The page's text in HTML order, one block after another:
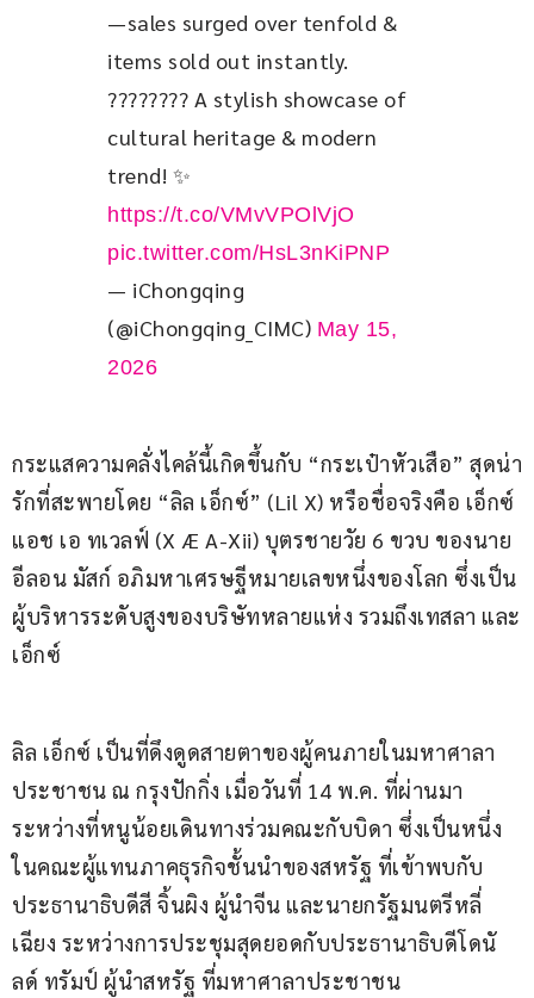
—sales surged over tenfold &
items sold out instantly.
???????? A stylish showcase of
cultural heritage & modern
trend! ✨
https://t.co/VMvVPOlVjO
pic.twitter.com/HsL3nKiPNP
— iChongqing
(@iChongqing_CIMC) May 15,
2026
กระแสความคลั่งไคล้นี้เกิดขึ้นกับ “กระเป๋าหัวเสือ” สุดน่า
รักที่สะพายโดย “ลิล เอ็กซ์” (Lil X) หรือชื่อจริงคือ เอ็กซ์
แอช เอ ทเวลฟ์ (X Æ A-Xii) บุตรชายวัย 6 ขวบ ของนาย
อีลอน มัสก์ อภิมหาเศรษฐีหมายเลขหนึ่งของโลก ซึ่งเป็น
ผู้บริหารระดับสูงของบริษัทหลายแห่ง รวมถึงเทสลา และ
เอ็กซ์
ลิล เอ็กซ์ เป็นที่ดึงดูดสายตาของผู้คนภายในมหาศาลา
ประชาชน ณ กรุงปักกิ่ง เมื่อวันที่ 14 พ.ค. ที่ผ่านมา
ระหว่างที่หนูน้อยเดินทางร่วมคณะกับบิดา ซึ่งเป็นหนึ่ง
ในคณะผู้แทนภาคธุรกิจชั้นนำของสหรัฐ ที่เข้าพบกับ
ประธานาธิบดีสี จิ้นผิง ผู้นำจีน และนายกรัฐมนตรีหลี่
เฉียง ระหว่างการประชุมสุดยอดกับประธานาธิบดีโดนั
ลด์ ทรัมป์ ผู้นำสหรัฐ ที่มหาศาลาประชาชน